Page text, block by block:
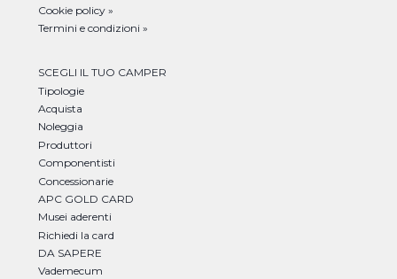
Cookie policy »
Termini e condizioni »
SCEGLI IL TUO CAMPER
Tipologie
Acquista
Noleggia
Produttori
Componentisti
Concessionarie
APC GOLD CARD
Musei aderenti
Richiedi la card
DA SAPERE
Vademecum